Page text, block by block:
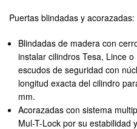
Puertas blindadas y acorazadas:
Blindadas de madera con
instalar cilindros Tesa, Lince
escudos de seguridad con
longitud exacta del cilindro
mm.
Acorazadas con sistema
Mul-T-Lock por su estabilidad